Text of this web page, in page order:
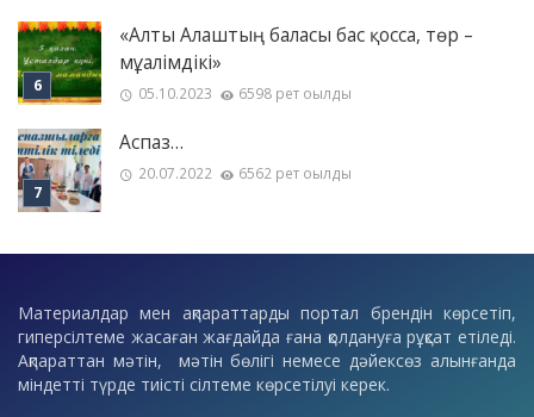
«Алты Алаштың баласы бас қосса, төр –
мұғалімдікі»
05.10.2023 6598 рет оқылды
Аспаз…
20.07.2022 6562 рет оқылды
Материалдар мен ақпараттарды портал брендін көрсетіп,
гиперсілтеме жасаған жағдайда ғана қолдануға рұқсат етіледі.
Ақпараттан мәтін, мәтін бөлігі немесе дәйексөз алынғанда
міндетті түрде тиісті сілтеме көрсетілуі керек.